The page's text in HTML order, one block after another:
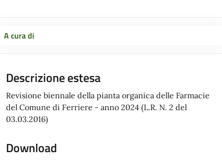
A cura di
Descrizione estesa
Revisione biennale della pianta organica delle Farmacie
del Comune di Ferriere - anno 2024 (L.R. N. 2 del
03.03.2016)
Download